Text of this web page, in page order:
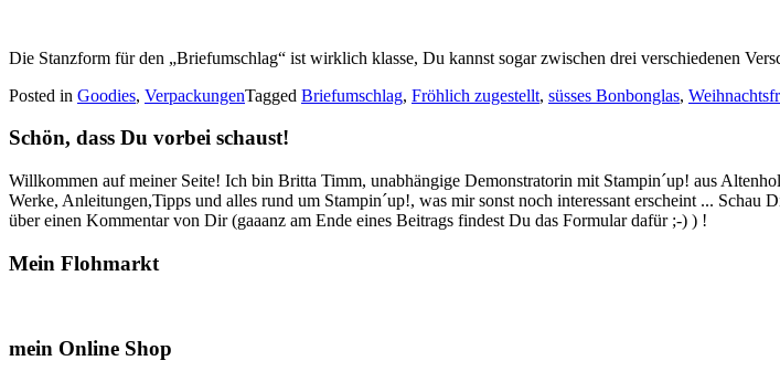
Die Stanzform für den „Briefumschlag“ ist wirklich klasse, Du kannst sogar zwischen drei verschiedenen
Posted in Goodies, VerpackungenTagged Briefumschlag, Fröhlich zugestellt, süsses Bonbonglas,
Schön, dass Du vorbei schaust!
Willkommen auf meiner Seite! Ich bin Britta Timm, unabhängige Demonstratorin mit Stampin´up! aus
Werke, Anleitungen,Tipps und alles rund um Stampin´up!, was mir sonst noch interessant erscheint ...
über einen Kommentar von Dir (gaaanz am Ende eines Beitrags findest Du das Formular dafür ;-) ) !
Mein Flohmarkt
mein Online Shop